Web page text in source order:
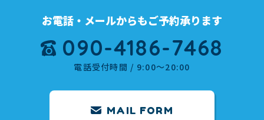
お電話・メールからもご予約承ります
090-4186-7468
電話受付時間 / 9:00～20:00
MAIL FORM